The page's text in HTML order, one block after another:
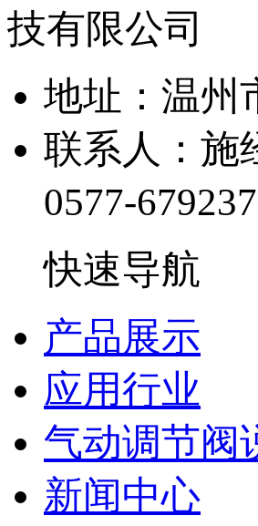
地址：温州
联系人：施
0577-
快速导航
产品展示
应用行业
气动调节阀
新闻中心